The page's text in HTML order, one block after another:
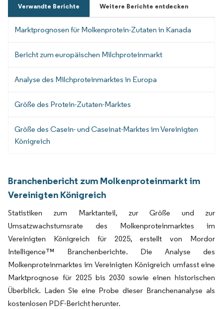
Verwandte Berichte Weitere Berichte entdecken
Marktprognosen für Molkenprotein-Zutaten in Kanada
Bericht zum europäischen Milchproteinmarkt
Analyse des Milchproteinmarktes in Europa
Größe des Protein-Zutaten-Marktes
Größe des Casein- und Caseinat-Marktes im Vereinigten
Königreich
Branchenbericht zum Molkenproteinmarkt im
Vereinigten Königreich
Statistiken zum Marktanteil, zur Größe und zur
Umsatzwachstumsrate des Molkenproteinmarktes im
Vereinigten Königreich für 2025, erstellt von Mordor
Intelligence™ Branchenberichte. Die Analyse des
Molkenproteinmarktes im Vereinigten Königreich umfasst eine
Marktprognose für 2025 bis 2030 sowie einen historischen
Überblick. Laden Sie eine Probe dieser Branchenanalyse als
kostenlosen PDF-Bericht herunter.